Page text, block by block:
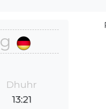
Dhuhr
13:21